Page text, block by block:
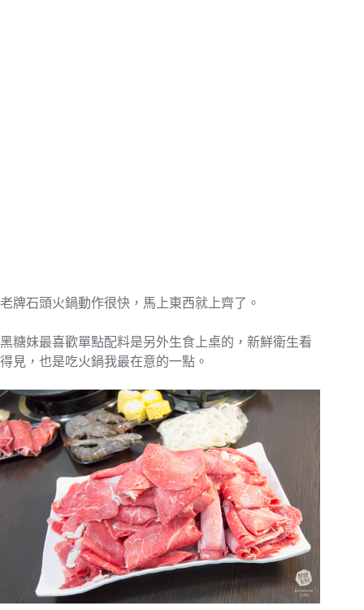
老牌石頭火鍋動作很快，馬上東西就上齊了。
黑糖妹最喜歡單點配料是另外生食上桌的，新鮮衛生看
得見，也是吃火鍋我最在意的一點。